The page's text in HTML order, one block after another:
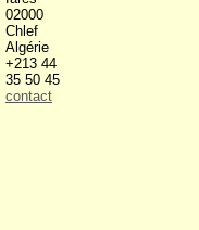
02000
Chlef
Algérie
+213 44
35 50 45
contact